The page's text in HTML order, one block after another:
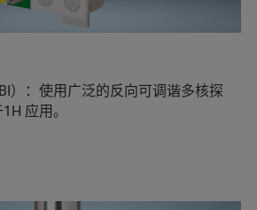
）：使用广泛的反向可调谐多核探
应用。